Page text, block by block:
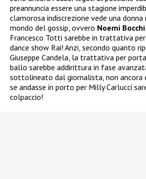
preannuncia essere una stagione
clamorosa indiscrezione vede una
mondo del gossip, ovvero Noemi Bocchi
Francesco Totti sarebbe in trattativa
dance show Rai! Anzi, secondo quanto
Giuseppe Candela, la trattativa per
ballo sarebbe addirittura in fase
sottolineato dal giornalista, non ancora
se andasse in porto per Milly Carlucci
colpaccio!